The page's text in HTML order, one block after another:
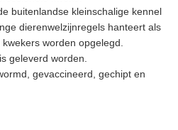
buitenlandse kleinschalige kennel
dierenwelzijnregels hanteert als
worden opgelegd.
geleverd worden.
gevaccineerd, gechipt en